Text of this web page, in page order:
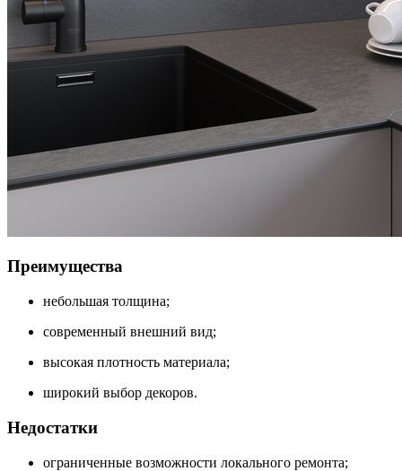
Преимущества
небольшая толщина;
современный внешний вид;
высокая плотность материала;
широкий выбор декоров.
Недостатки
ограниченные возможности локального ремонта;